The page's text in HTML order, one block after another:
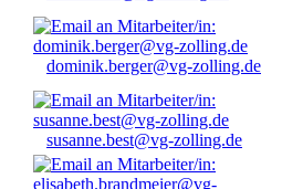
dominik.berger@vg-zolling.de
susanne.best@vg-zolling.de